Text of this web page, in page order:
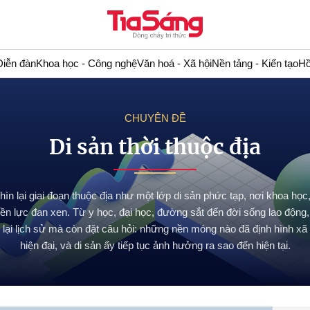
đànKhoa học - Công nghệVăn hoá - Xã hộiNền tảng - Kiến tạo
CHUYÊN ĐỀ
Di sản thời thuộc địa
lại giai đoạn thuộc địa như một lớp di sản phức tạp, nơi khoa
lực đan xen. Từ y học, đại học, đường sắt đến đời sống lao
lịch sử mà còn đặt câu hỏi: những nền móng nào đã định hình xã
hiện đại, và di sản ấy tiếp tục ảnh hưởng ra sao đến hiện tại.